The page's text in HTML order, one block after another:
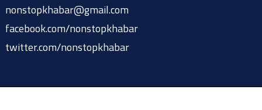
nonstopkhabar@gmail.com
facebook.com/nonstopkhabar
twitter.com/nonstopkhabar